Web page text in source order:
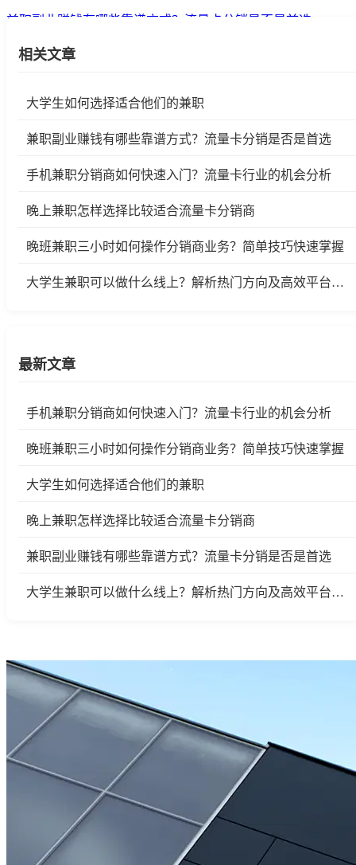
兼职副业赚钱有哪些靠谱方式？流量卡分销是否是首选
相关文章
大学生如何选择适合他们的兼职
兼职副业赚钱有哪些靠谱方式？流量卡分销是否是首选
手机兼职分销商如何快速入门？流量卡行业的机会分析
晚上兼职怎样选择比较适合流量卡分销商
晚班兼职三小时如何操作分销商业务？简单技巧快速掌握
大学生兼职可以做什么线上？解析热门方向及高效平台推荐
最新文章
手机兼职分销商如何快速入门？流量卡行业的机会分析
晚班兼职三小时如何操作分销商业务？简单技巧快速掌握
大学生如何选择适合他们的兼职
晚上兼职怎样选择比较适合流量卡分销商
兼职副业赚钱有哪些靠谱方式？流量卡分销是否是首选
大学生兼职可以做什么线上？解析热门方向及高效平台推荐